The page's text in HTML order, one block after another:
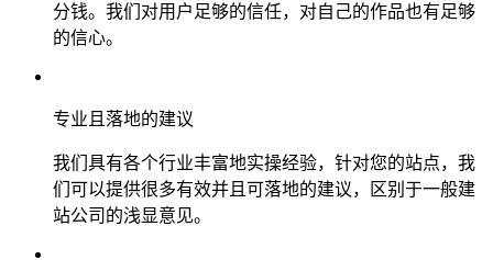
分钱。我们对用户足够的信任，对自己的作品也有足够
的信心。
专业且落地的建议
我们具有各个行业丰富地实操经验，针对您的站点，我
们可以提供很多有效并且可落地的建议，区别于一般建
站公司的浅显意见。